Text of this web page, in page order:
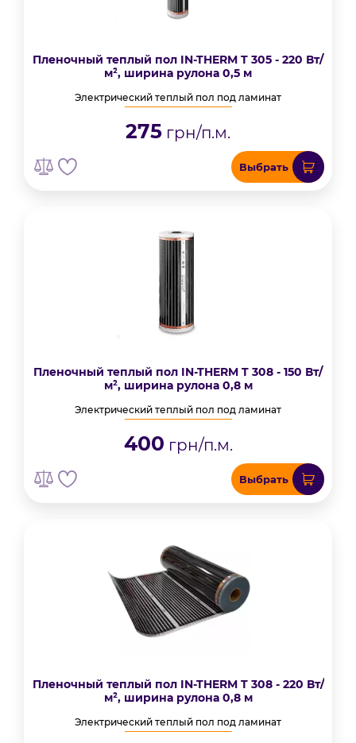
Пленочный теплый пол IN-THERM T 305 - 220 Вт/
м², ширина рулона 0,5 м
Электрический теплый пол под ламинат
275 грн/п.м.
Выбрать
Пленочный теплый пол IN-THERM T 308 - 150 Вт/
м², ширина рулона 0,8 м
Электрический теплый пол под ламинат
400 грн/п.м.
Выбрать
Пленочный теплый пол IN-THERM T 308 - 220 Вт/
м², ширина рулона 0,8 м
Электрический теплый пол под ламинат